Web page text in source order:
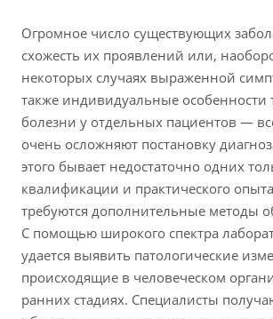
Огромное число существующих
схожесть их проявлений или,
некоторых случаях выраженной
также индивидуальные особенности
болезни у отдельных пациентов —
очень осложняют постановку
этого бывает недостаточно одних
квалификации и практического
требуются дополнительные методы
С помощью широкого спектра
удается выявить патологические
происходящие в человеческом
ранних стадиях. Специалисты